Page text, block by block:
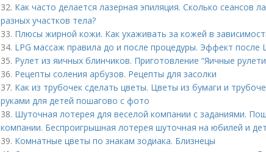
32. Как часто делается лазерная эпиляция. Сколько сеансов
разных участков тела?
33. Плюсы жирной кожи. Как ухаживать за кожей в
34. LPG массаж правила до и после процедуры. Эффект после
35. Рулет из яичных блинчиков. Приготовление “Яичные
36. Рецепты соления арбузов. Рецепты для засолки
37. Как из трубочек сделать цветы. Цветы из бумаги и
руками для детей пошагово с фото
38. Шуточная лотерея для веселой компании с заданиями.
компании. Беспроигрышная лотерея шуточная на юбилей и
39. Комнатные цветы по знакам зодиака. Близнецы